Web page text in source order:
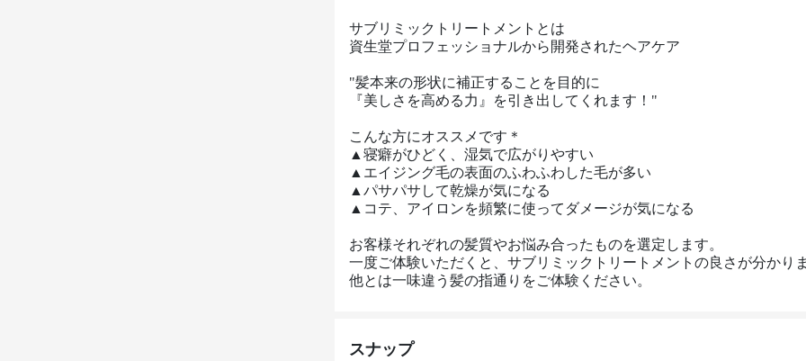
サブリミックトリートメントとは
資生堂プロフェッショナルから開発されたヘアケア
"髪本来の形状に補正することを目的に
『美しさを高める力』を引き出してくれます！"
こんな方にオススメです＊
▲寝癖がひどく、湿気で広がりやすい
▲エイジング毛の表面のふわふわした毛が多い
▲パサパサして乾燥が気になる
▲コテ、アイロンを頻繁に使ってダメージが気になる
お客様それぞれの髪質やお悩み合ったものを選定します。
一度ご体験いただくと、サブリミックトリートメントの良さが分かり
他とは一味違う髪の指通りをご体験ください。
スナップ